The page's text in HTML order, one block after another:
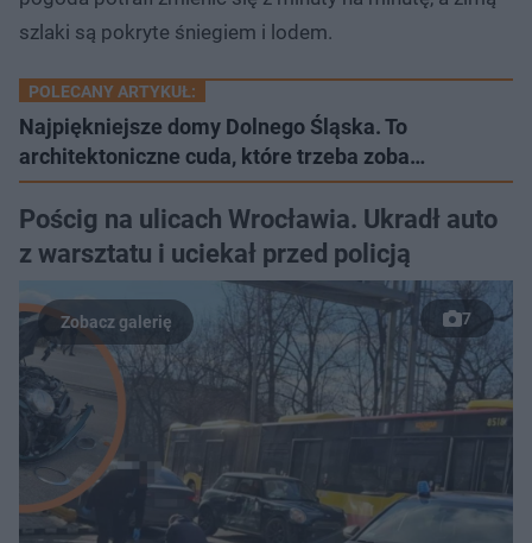
szlaki są pokryte śniegiem i lodem.
POLECANY ARTYKUŁ:
Najpiękniejsze domy Dolnego Śląska. To
architektoniczne cuda, które trzeba zoba…
Pościg na ulicach Wrocławia. Ukradł auto
z warsztatu i uciekał przed policją
7